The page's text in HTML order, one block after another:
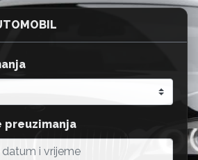
preuzimanja